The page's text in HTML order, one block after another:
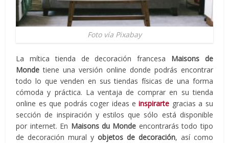
Foto vía Pixabay
La mítica tienda de decoración francesa Maisons de
Monde tiene una versión online donde podrás encontrar
todo lo que venden en sus tiendas físicas de una forma
cómoda y práctica. La ventaja de comprar en su tienda
online es que podrás coger ideas einspirarte gracias a su
sección de inspiración y estilos que sólo está disponible
por internet. En Maisons du Monde encontrarás todo tipo
de decoración mural y objetos de decoración, así como